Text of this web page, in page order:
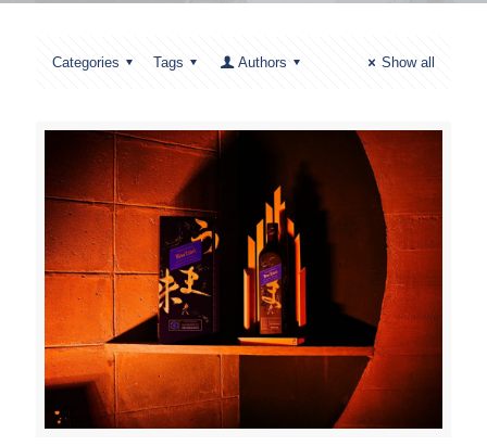
Categories Tags Authors Show all